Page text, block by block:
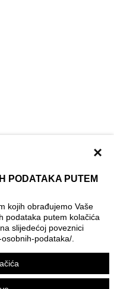
×
PODATAKA PUTEM
kojih obrađujemo Vaše
podataka putem kolačića
slijedećoj poveznici
podataka/
kolačića
financijsku potporu